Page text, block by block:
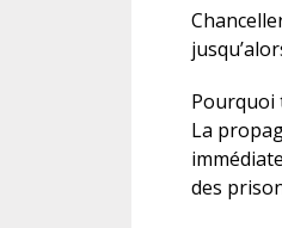
Pourquoi
La
des